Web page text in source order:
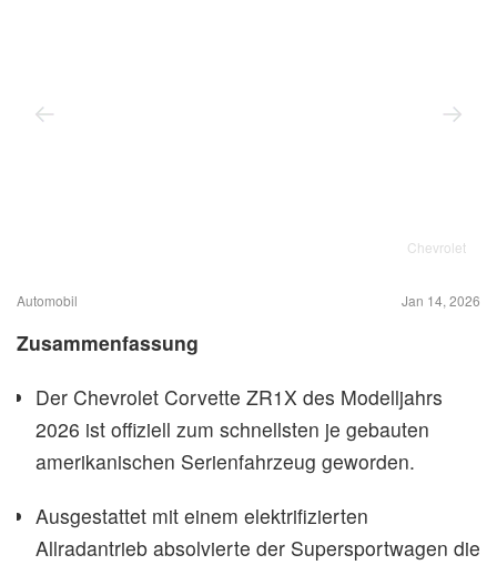
Chevrolet
Automobil Jan 14, 2026
Zusammenfassung
Der Chevrolet Corvette ZR1X des Modelljahrs
2026 ist offiziell zum schnellsten je gebauten
amerikanischen Serienfahrzeug geworden.
Ausgestattet mit einem elektrifizierten
Allradantrieb absolvierte der Supersportwagen die